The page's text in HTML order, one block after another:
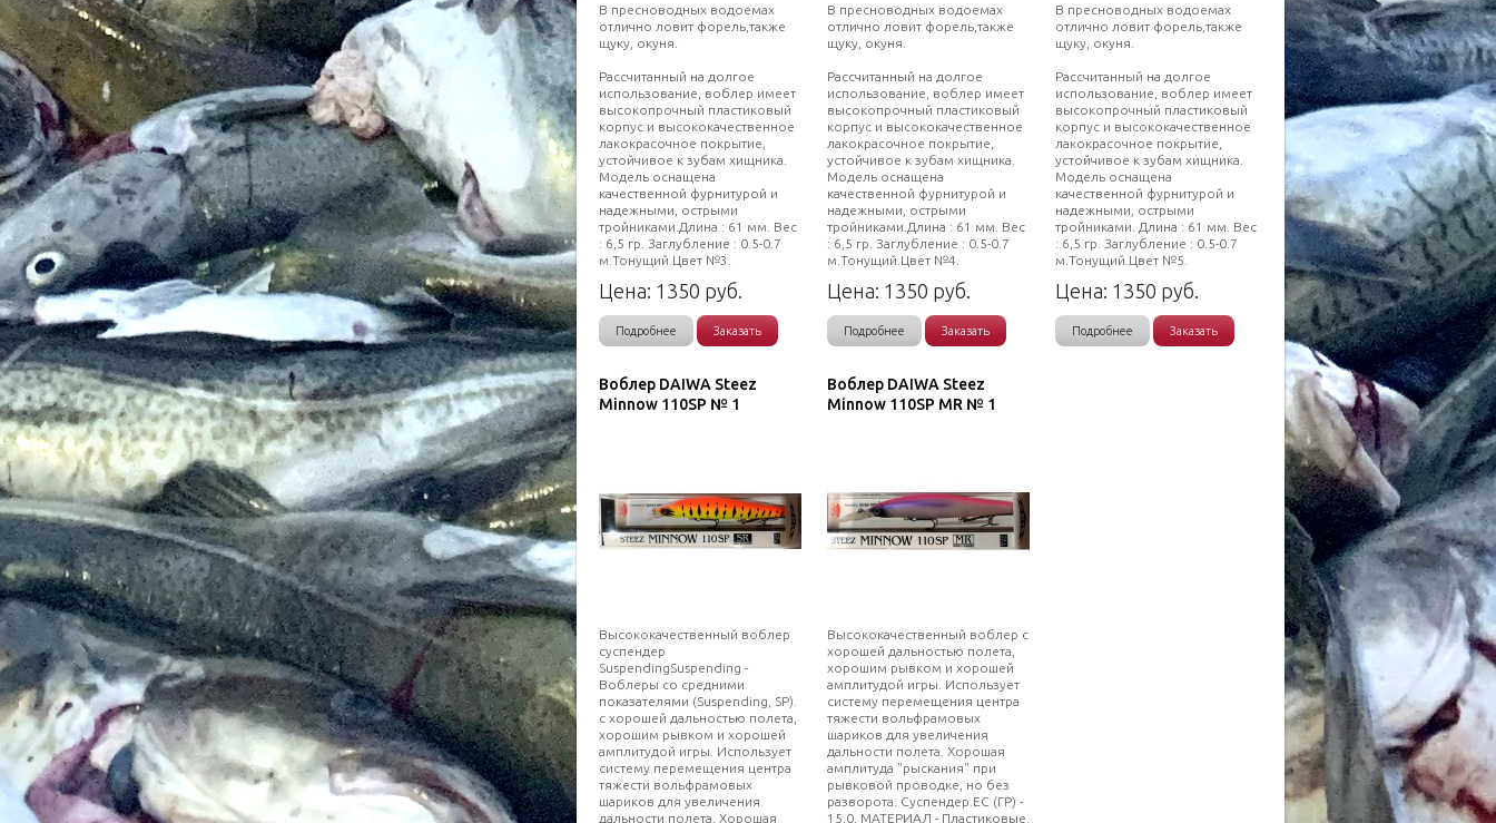
В пресноводных водоемах
отлично ловит форель,также
щуку, окуня.
Рассчитанный на долгое
использование, воблер имеет
высокопрочный пластиковый
корпус и высококачественное
лакокрасочное покрытие,
устойчивое к зубам хищника.
Модель оснащена
качественной фурнитурой и
надежными, острыми
тройниками.Длина : 61 мм. Вес
: 6,5 гр. Заглубление : 0.5-0.7
м.Тонущий.Цвет №3.
Цена: 1350 руб.
Подробнее Заказать
В пресноводных водоемах
отлично ловит форель,также
щуку, окуня.
Рассчитанный на долгое
использование, воблер имеет
высокопрочный пластиковый
корпус и высококачественное
лакокрасочное покрытие,
устойчивое к зубам хищника.
Модель оснащена
качественной фурнитурой и
надежными, острыми
тройниками.Длина : 61 мм. Вес
: 6,5 гр. Заглубление : 0.5-0.7
м.Тонущий.Цвет №4.
Цена: 1350 руб.
Подробнее Заказать
В пресноводных водоемах
отлично ловит форель,также
щуку, окуня.
Рассчитанный на долгое
использование, воблер имеет
высокопрочный пластиковый
корпус и высококачественное
лакокрасочное покрытие,
устойчивое к зубам хищника.
Модель оснащена
качественной фурнитурой и
надежными, острыми
тройниками. Длина : 61 мм. Вес
: 6,5 гр. Заглубление : 0.5-0.7
м.Тонущий.Цвет №5.
Цена: 1350 руб.
Подробнее Заказать
Воблер DAIWA Steez
Minnow 110SP № 1
Высококачественный воблер
суспендер
SuspendingSuspending -
Воблеры со средними
показателями (Suspending, SP).
с хорошей дальностью полета,
хорошим рывком и хорошей
амплитудой игры. Использует
систему перемещения центра
тяжести вольфрамовых
шариков для увеличения
дальности полета. Хорошая
Воблер DAIWA Steez
Minnow 110SP MR № 1
Высококачественный воблер с
хорошей дальностью полета,
хорошим рывком и хорошей
амплитудой игры. Использует
систему перемещения центра
тяжести вольфрамовых
шариков для увеличения
дальности полета. Хорошая
амплитуда "рыскания" при
рывковой проводке, но без
разворота. Суспендер.ЕС (ГР) -
15,0. МАТЕРИАЛ - Пластиковые.